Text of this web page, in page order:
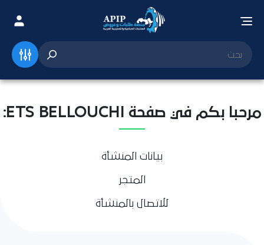
مرحبا بكم في صفحة ETS BELLOUCHI:
بيانات المنشأة
المتجر
للاتصال بالمنشأة